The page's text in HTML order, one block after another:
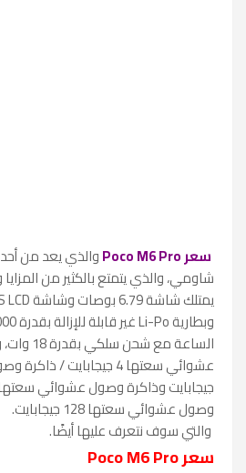
سعرPoco M6 Proوالذي يعد من
شاومي، والذي يتمتع بالكثير من المزايا
الساعة
وصول عشوائي سعتها 128 جيجابايت.
والتي سوف نتعرف عليها أيضًا.
سعر Poco M6 Pro